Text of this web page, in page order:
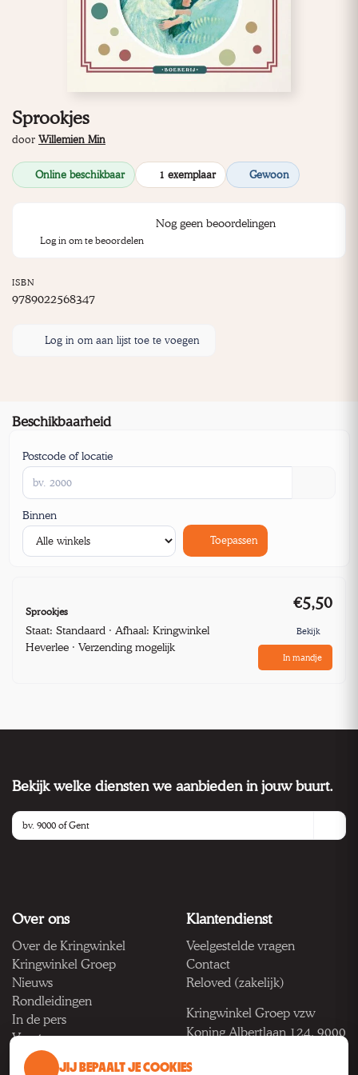
Sprookjes
door Willemien Min
Online beschikbaar 1 exemplaar Gewoon
Nog geen beoordelingen
Log in om te beoordelen
ISBN
9789022568347
Log in om aan lijst toe te voegen
Beschikbaarheid
Postcode of locatie
Binnen
Toepassen
Sprookjes
Staat: Standaard · Afhaal: Kringwinkel
Heverlee · Verzending mogelijk
€5,50
Bekijk
In mandje
Bekijk welke diensten we aanbieden in jouw buurt.
Over ons
Over de Kringwinkel
Kringwinkel Groep
Nieuws
Rondleidingen
In de pers
Vacatures
Klantendienst
Veelgestelde vragen
Contact
Reloved (zakelijk)
Kringwinkel Groep vzw
Koning Albertlaan 124, 9000
BTW BE 1033.922.208
JIJ BEPAALT JE COOKIES